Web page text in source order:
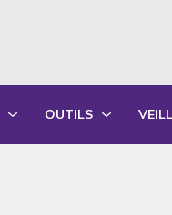
OUTILS